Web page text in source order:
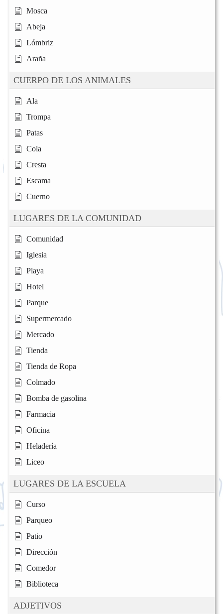
Mosca
Abeja
Lómbriz
Araña
CUERPO DE LOS ANIMALES
Ala
Trompa
Patas
Cola
Cresta
Escama
Cuerno
LUGARES DE LA COMUNIDAD
Comunidad
Iglesia
Playa
Hotel
Parque
Supermercado
Mercado
Tienda
Tienda de Ropa
Colmado
Bomba de gasolina
Farmacia
Oficina
Heladería
Liceo
LUGARES DE LA ESCUELA
Curso
Parqueo
Patio
Dirección
Comedor
Biblioteca
ADJETIVOS